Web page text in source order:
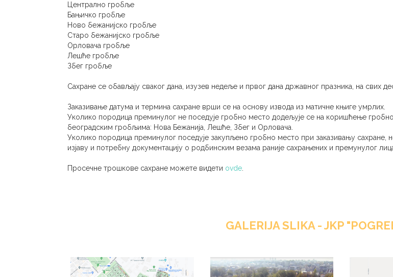
Централно гробље
Бањичко гробље
Ново бежанијско гробље
Старо бежанијско гробље
Орловача гробље
Лешће гробље
Збег гробље
Сахране се обављају сваког дана, изузев недеље и првог дана државног празника, на свих
Заказивање датума и термина сахране врши се на основу извода из матичне књиге умрлих.
Уколико породица преминулог не поседује гробно место додељује се на коришћење
београдским гробљима: Нова Бежанија, Лешће, Збег и Орловача.
Уколико породица преминулог поседује закупљено гробно место при заказивању
изјаву и потребну документацију о родбинским везама раније сахрањених и премунулог
Просечне трошкове сахране можете видети ovde.
GALERIJA SLIKA - JKP